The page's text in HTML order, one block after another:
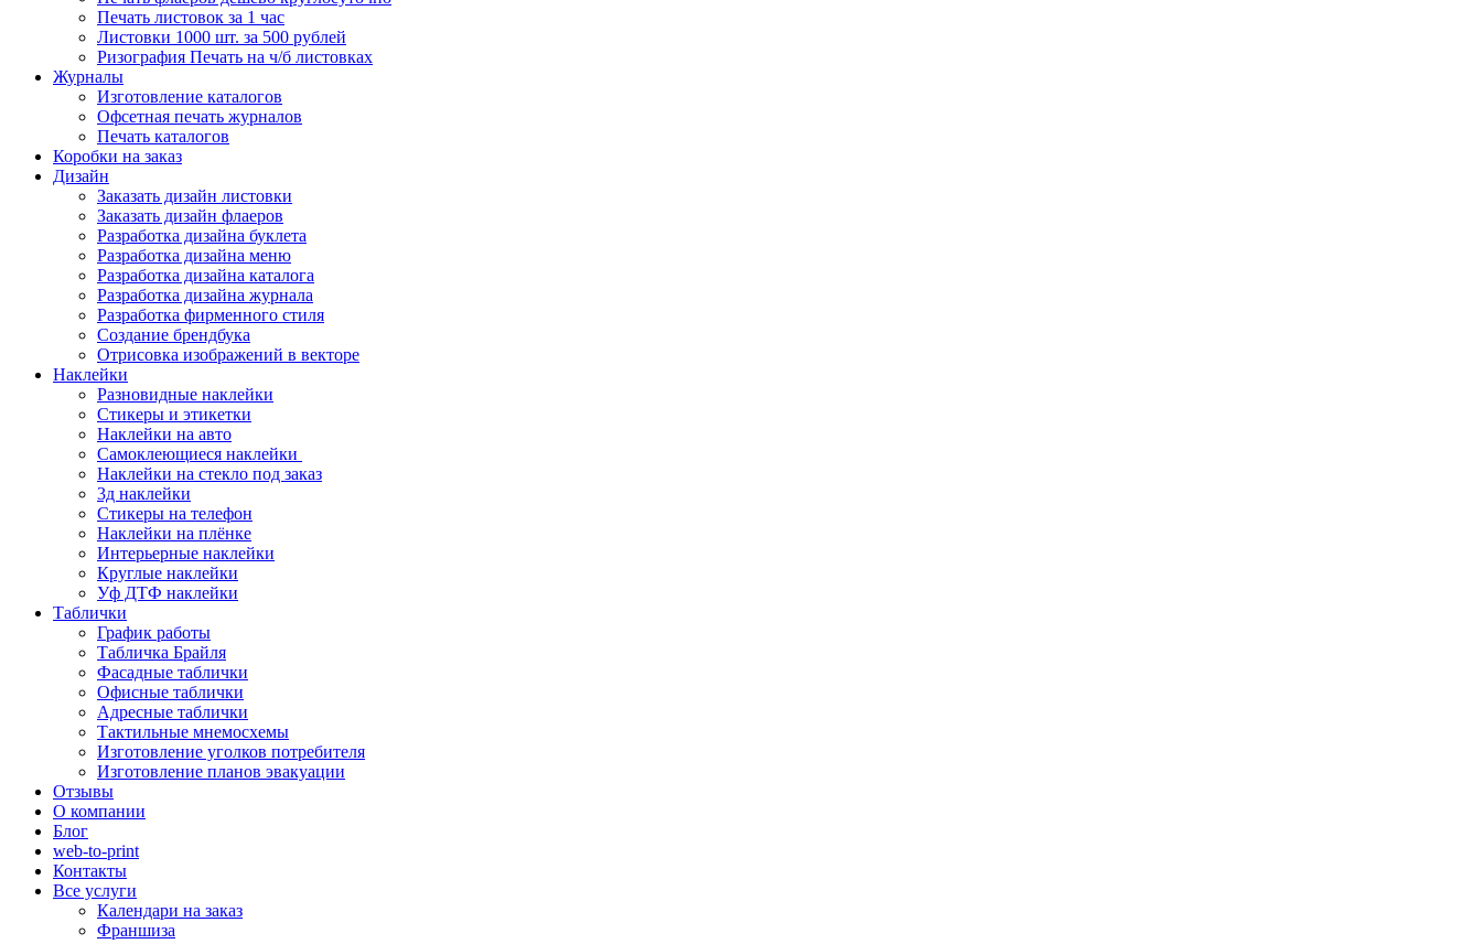
Печать листовок за 1 час
Листовки 1000 шт. за 500 рублей
Ризография Печать на ч/б листовках
Журналы
Изготовление каталогов
Офсетная печать журналов
Печать каталогов
Коробки на заказ
Дизайн
Заказать дизайн листовки
Заказать дизайн флаеров
Разработка дизайна буклета
Разработка дизайна меню
Разработка дизайна каталога
Разработка дизайна журнала
Разработка фирменного стиля
Создание брендбука
Отрисовка изображений в векторе
Наклейки
Разновидные наклейки
Стикеры и этикетки
Наклейки на авто
Самоклеющиеся наклейки
Наклейки на стекло под заказ
3д наклейки
Cтикеры на телефон
Наклейки на плёнке
Интерьерные наклейки
Круглые наклейки
Уф ДТФ наклейки
Таблички
График работы
Табличка Брайля
Фасадные таблички
Офисные таблички
Адресные таблички
Тактильные мнемосхемы
Изготовление уголков потребителя
Изготовление планов эвакуации
Отзывы
О компании
Блог
web-to-print
Контакты
Все услуги
Календари на заказ
Франшиза